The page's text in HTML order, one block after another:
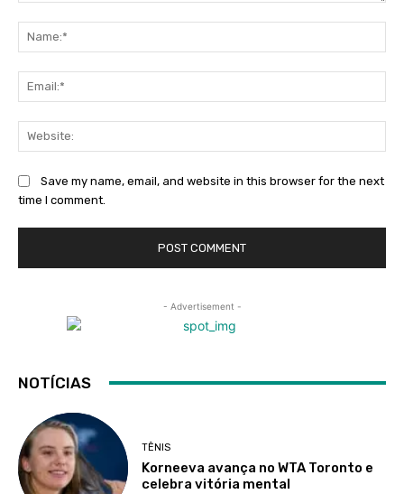
Save my name, email, and website in this browser for the next
time I comment.
- Advertisement -
NOTÍCIAS
TÊNIS
Korneeva avança no WTA Toronto e
celebra vitória mental